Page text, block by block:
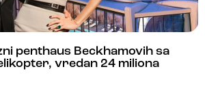
penthaus Beckhamovih sa
vredan 24 miliona